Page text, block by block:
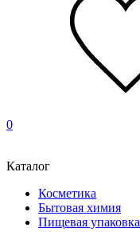
0
Каталог
Косметика
Бытовая химия
Пищевая упаковка